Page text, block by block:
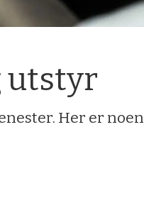
utstyr
Her er noen